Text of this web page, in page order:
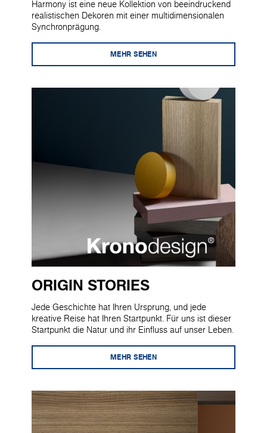
Harmony ist eine neue Kollektion von beeindruckend
realistischen Dekoren mit einer multidimensionalen
Synchronprägung.
MEHR SEHEN
ORIGIN STORIES
Jede Geschichte hat Ihren Ursprung, und jede
kreative Reise hat Ihren Startpunkt. Für uns ist dieser
Startpunkt die Natur und ihr Einfluss auf unser Leben.
MEHR SEHEN